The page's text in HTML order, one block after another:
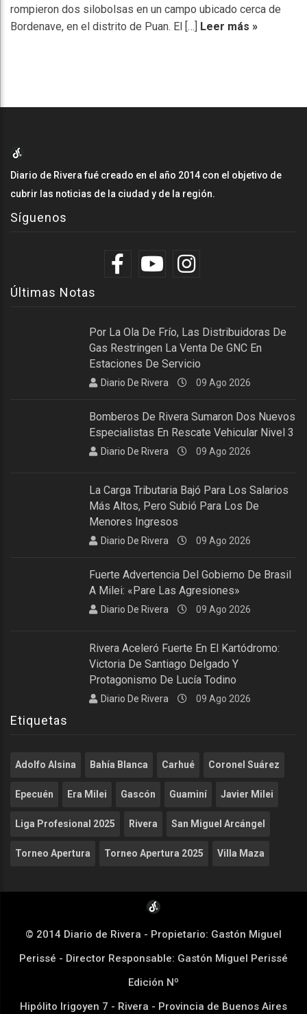
rompieron dos silobolsas en un campo ubicado cerca de
Bordenave, en el distrito de Puan. El […]
Leer más »
Diario de Rivera fué creado en el año 2014 con el objetivo de
cubrir las noticias de la ciudad y de la región.
Síguenos
Últimas Notas
Por La Ola De Frío, Las Distribuidoras De
Gas Restringen La Venta De GNC En
Estaciones De Servicio
Diario De Rivera 09 Ago 2026
Bomberos De Rivera Sumaron Dos Nuevos
Especialistas En Rescate Vehicular Nivel 3
Diario De Rivera 09 Ago 2026
La Carga Tributaria Bajó Para Los Salarios
Más Altos, Pero Subió Para Los De
Menores Ingresos
Diario De Rivera 09 Ago 2026
Fuerte Advertencia Del Gobierno De Brasil
A Milei: «Pare Las Agresiones»
Diario De Rivera 09 Ago 2026
Rivera Aceleró Fuerte En El Kartódromo:
Victoria De Santiago Delgado Y
Protagonismo De Lucía Todino
Diario De Rivera 09 Ago 2026
Etiquetas
Adolfo Alsina Bahía Blanca Carhué Coronel Suárez
Epecuén Era Milei Gascón Guaminí Javier Milei
Liga Profesional 2025 Rivera San Miguel Arcángel
Torneo Apertura Torneo Apertura 2025 Villa Maza
© 2014 Diario de Rivera - Propietario: Gastón Miguel
Perissé - Director Responsable: Gastón Miguel Perissé
Edición Nº
Hipólito Irigoyen 7 - Rivera - Provincia de Buenos Aires